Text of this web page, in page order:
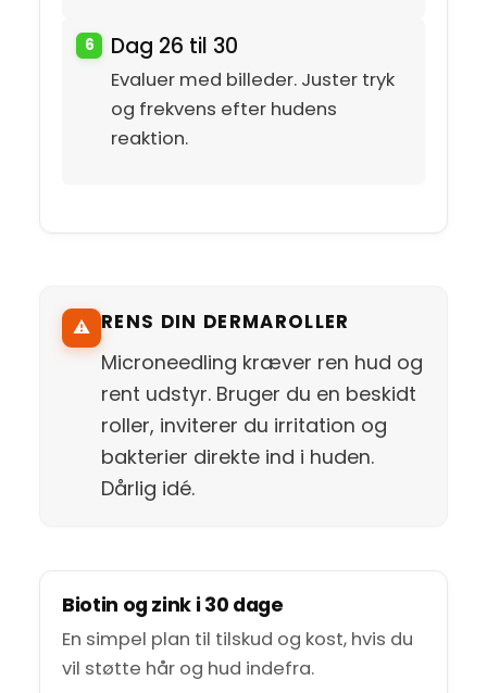
Dag 26 til 30
Evaluer med billeder. Juster tryk
og frekvens efter hudens
reaktion.
⚠️ RENS DIN DERMAROLLER
Microneedling kræver ren hud og
rent udstyr. Bruger du en beskidt
roller, inviterer du irritation og
bakterier direkte ind i huden.
Dårlig idé.
Biotin og zink i 30 dage
En simpel plan til tilskud og kost, hvis du
vil støtte hår og hud indefra.